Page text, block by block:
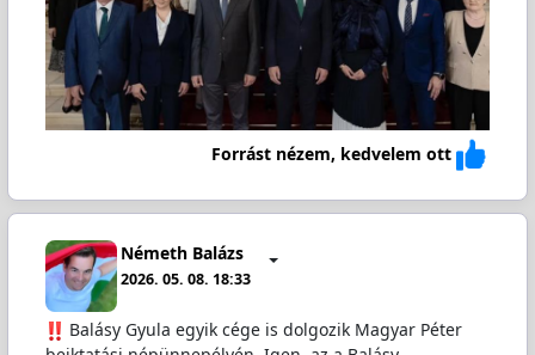
Forrást nézem, kedvelem ott
Németh Balázs
2026. 05. 08. 18:33
️ Balásy Gyula egyik cége is dolgozik Magyar Péter